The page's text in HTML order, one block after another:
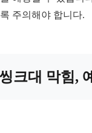
주의해야 합니다.
크대 막힘,